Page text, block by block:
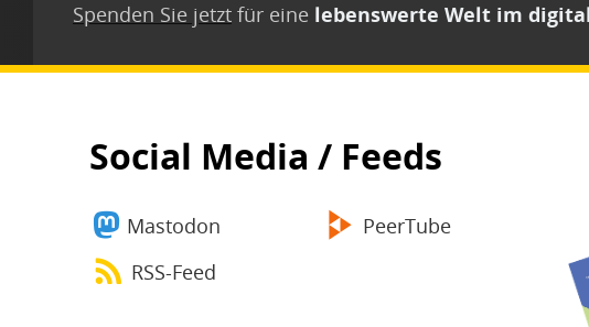
Spenden Sie jetzt für eine lebenswerte Welt im
Social Media / Feeds
Mastodon
PeerTube
RSS-Feed